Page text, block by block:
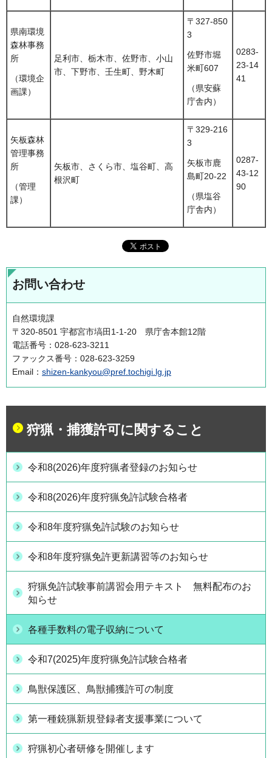
県南環境
森林事務
所
（環境企
画課）
足利市、栃木市、佐野市、小山
市、下野市、壬生町、野木町
〒327-850
3
佐野市堀
米町607
（県安蘇
庁舎内）
0283-
23-14
41
矢板森林
管理事務
所
（管理
課）
矢板市、さくら市、塩谷町、高
根沢町
〒329-216
3
矢板市鹿
島町20-22
（県塩谷
庁舎内）
0287-
43-12
90
お問い合わせ
自然環境課
〒320-8501 宇都宮市塙田1-1-20 県庁舎本館12階
電話番号：028-623-3211
ファックス番号：028-623-3259
Email： shizen-kankyou@pref.tochigi.lg.jp
狩猟・捕獲許可に関すること
令和8(2026)年度狩猟者登録のお知らせ
令和8(2026)年度狩猟免許試験合格者
令和8年度狩猟免許試験のお知らせ
令和8年度狩猟免許更新講習等のお知らせ
狩猟免許試験事前講習会用テキスト 無料配布のお
知らせ
各種手数料の電子収納について
令和7(2025)年度狩猟免許試験合格者
鳥獣保護区、鳥獣捕獲許可の制度
第一種銃猟新規登録者支援事業について
狩猟初心者研修を開催します